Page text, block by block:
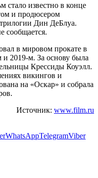
стало известно в конце
и продюсером
Дин ДеБлуа.
сообщается.
в мировом прокате в
2019-м. За основу была
Крессиды Коуэлл.
викингов и
на «Оскар» и собрала
Источник: www.film.ru
WhatsAppTelegramViber